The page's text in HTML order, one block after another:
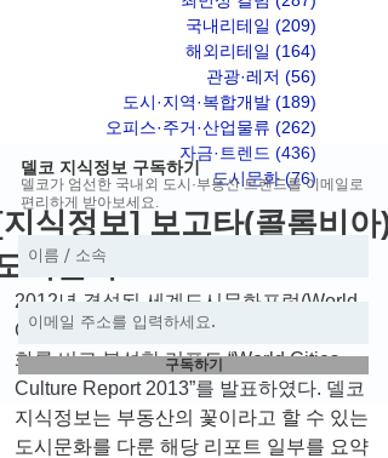
국내리테일 (209)
해외리테일 (164)
관광·레저 (56)
도시·지역·복합개발 (189)
오피스·주거·산업물류 (262)
자금·트렌드 (436)
도시문화 (76)게시물 76
식정보] 보고타(콜롬비아)
시문화
2012년 결성된 세계도시문화포럼(World
Cities Culture Forum)이 세계 도시들의 문
화를 비교 분석한 리포트 “World Cities
Culture Report 2013”를 발표하였다. 델코
지식정보는 부동산의 꽃이라고 할 수 있는
도시문화를 다룬 해당 리포트 일부를 요약
델코 지식정보 구독하기
델코가 엄선한 국내외 도시·부동산 트렌드를 이메일로
편리하게 받아보세요.
구독하기